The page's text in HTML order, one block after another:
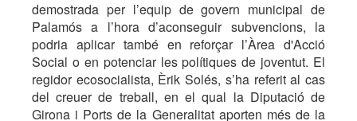
demostrada per l’equip de govern municipal de
Palamós a l’hora d’aconseguir subvencions, la
podria aplicar també en reforçar l’Àrea d'Acció
Social o en potenciar les polítiques de joventut. El
regidor ecosocialista, Èrik Solés, s’ha referit al cas
del creuer de treball, en el qual la Diputació de
Girona i Ports de la Generalitat aporten més de la